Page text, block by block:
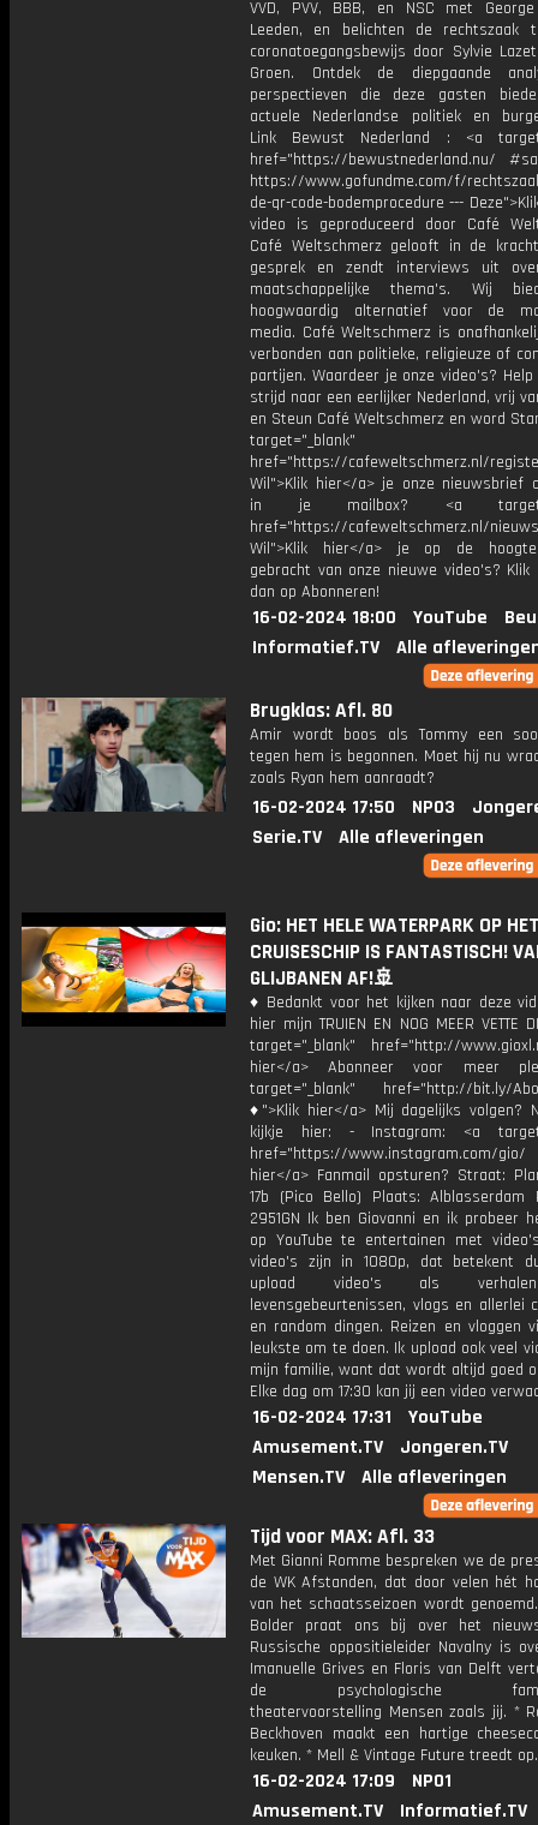
VVD, PVV, BBB, en NSC met
Leeden, en belichten de rechtszaak
coronatoegangsbewijs door Sylvie
Groen. Ontdek de diepgaande
perspectieven die deze gasten
actuele Nederlandse politiek en
Link Bewust Nederland : <a
href="https://bewustnederland.nu/
https://www.gofundme.com/f/
de-qr-code-bodemprocedure ---
video is geproduceerd door Café
Café Weltschmerz gelooft in de
gesprek en zendt interviews uit
maatschappelijke thema's. Wij
hoogwaardig alternatief voor de
media. Café Weltschmerz is
verbonden aan politieke, religieuze of
partijen. Waardeer je onze video's?
strijd naar een eerlijker Nederland, vrij
en Steun Café Weltschmerz en word
target="_blank"
href="https://cafeweltschmerz.nl/
Wil">Klik hier</a> je onze nieuwsbrief
in je mailbox? <a
href="https://cafeweltschmerz.nl/
Wil">Klik hier</a> je op de
gebracht van onze nieuwe video's? Klik
dan op Abonneren!
16-02-2024 18:00 YouTube
Informatief.TV
Alle
Brugklas: Afl. 80
Amir wordt boos als Tommy een
tegen hem is begonnen. Moet hij nu
zoals Ryan hem aanraadt?
16-02-2024 17:50 NPO3
Serie.TV
Alle afleveringen
Gio: HET HELE WATERPARK OP HET
CRUISESCHIP IS FANTASTISCH!
GLIJBANEN AF!🚢
♦ Bedankt voor het kijken naar deze
hier mijn TRUIEN EN NOG MEER VETTE
target="_blank" href="http://
hier</a> Abonneer voor meer
target="_blank" href="http://bit.ly/
♦">Klik hier</a> Mij dagelijks volgen?
kijkje hier: - Instagram: <a
href="https://www.instagram.com/
hier</a> Fanmail opsturen? Straat:
17b (Pico Bello) Plaats: Alblasserdam
2951GN Ik ben Giovanni en ik probeer
op YouTube te entertainen met
video's zijn in 1080p, dat betekent
upload video's als
levensgebeurtenissen, vlogs en allerlei
en random dingen. Reizen en vloggen
leukste om te doen. Ik upload ook veel
mijn familie, want dat wordt altijd goed
Elke dag om 17:30 kan jij een video
16-02-2024 17:31
YouTube
Amusement.TV
Jongeren.TV
Mensen.TV
Alle afleveringen
Tijd voor MAX: Afl. 33
Met Gianni Romme bespreken we de
de WK Afstanden, dat door velen hét
van het schaatsseizoen wordt
Bolder praat ons bij over het
Russische oppositieleider Navalny is
Imanuelle Grives en Floris van Delft
de psychologische
theatervoorstelling Mensen zoals jij. *
Beckhoven maakt een hartige
keuken. * Mell & Vintage Future treedt op.
16-02-2024 17:09
NPO1
Amusement.TV
Informatief.TV